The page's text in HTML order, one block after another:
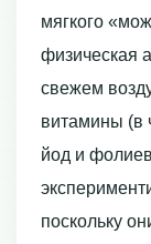
мягкого
физическая
свежем
витамины (в
йод и
поскольку